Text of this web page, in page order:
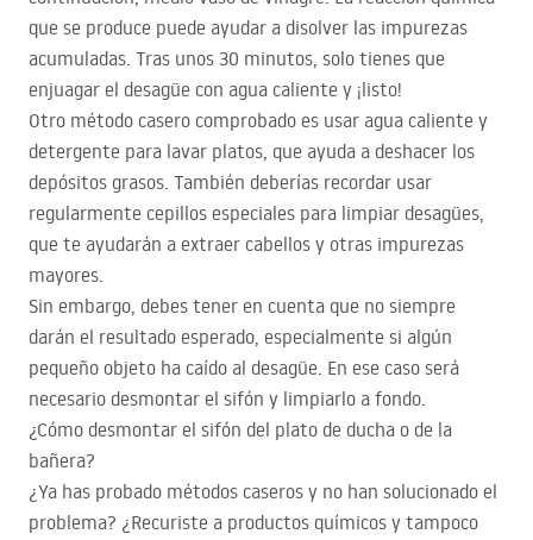
que se produce puede ayudar a disolver las impurezas
acumuladas. Tras unos 30 minutos, solo tienes que
enjuagar el desagüe con agua caliente y ¡listo!
Otro método casero comprobado es usar agua caliente y
detergente para lavar platos, que ayuda a deshacer los
depósitos grasos. También deberías recordar usar
regularmente cepillos especiales para limpiar desagües,
que te ayudarán a extraer cabellos y otras impurezas
mayores.
Sin embargo, debes tener en cuenta que no siempre
darán el resultado esperado, especialmente si algún
pequeño objeto ha caído al desagüe. En ese caso será
necesario desmontar el sifón y limpiarlo a fondo.
¿Cómo desmontar el sifón del plato de ducha o de la
bañera?
¿Ya has probado métodos caseros y no han solucionado el
problema? ¿Recuriste a productos químicos y tampoco